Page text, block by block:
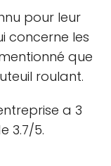
pour leur
concerne les
que
roulant.
a 3
3.7/5.